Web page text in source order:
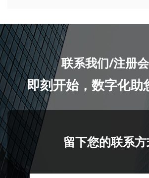
联系我们/注册
即刻开始，数字化助
留下您的联系